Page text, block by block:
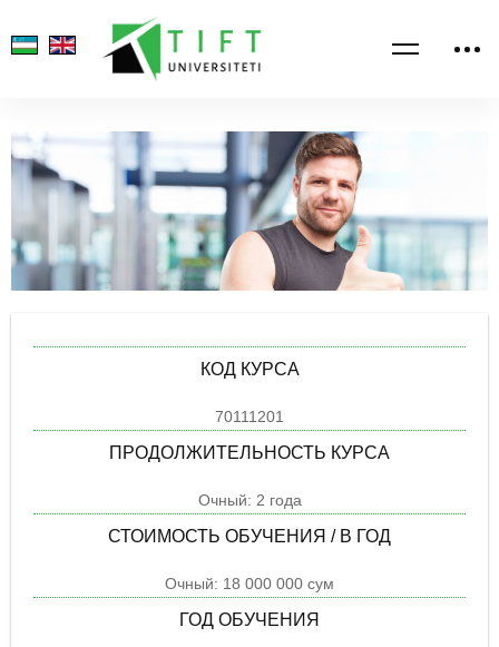
КОД КУРСА
70111201
ПРОДОЛЖИТЕЛЬНОСТЬ КУРСА
Очный: 2 года
СТОИМОСТЬ ОБУЧЕНИЯ / В ГОД
Очный: 18 000 000 сум
ГОД ОБУЧЕНИЯ